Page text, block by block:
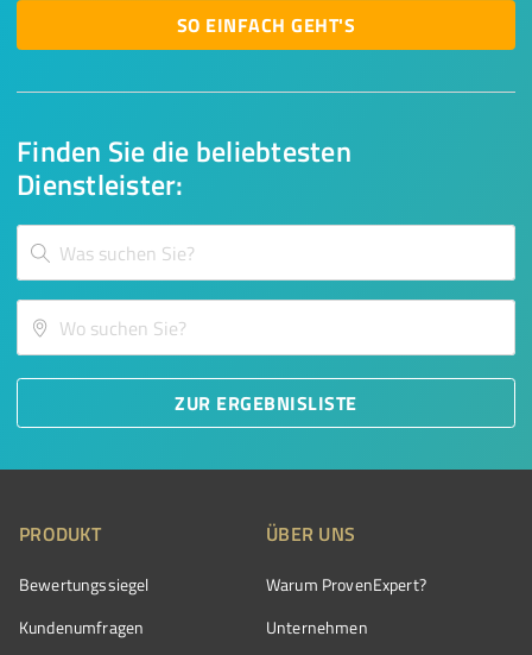
Finden Sie die beliebtesten
Dienstleister:
ZUR ERGEBNISLISTE
SO EINFACH GEHT'S
PRODUKT
Bewertungssiegel
Kundenumfragen
ÜBER UNS
Warum ProvenExpert?
Unternehmen